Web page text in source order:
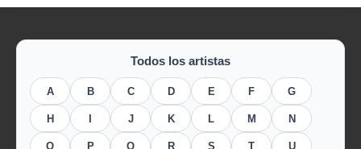
Todos los artistas
A B C D E F G
H J K L M N
O P Q R S T U